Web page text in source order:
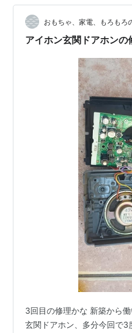
近物騒だから玄関のチャイ
るドアホンに交換して欲し
にやってきて依頼されまし
おもちゃ、家電、もろもろ
アイホン玄関ドアホンの
3回目の修理かな 新築から
玄関ドアホン、多分今回で3